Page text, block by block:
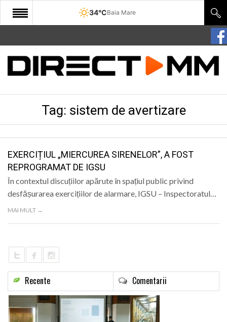
34°CBaia Mare
START
COMUNITATE
CULTURA
SANATATE
SPORT
SPECIAL
POLITIC
Tag: sistem de avertizare
EXERCIȚIUL „MIERCUREA SIRENELOR”, A FOST
REPROGRAMAT DE IGSU
În contextul discuțiilor apărute în spațiul public privind
desfășurarea exercițiilor de alarmare, IGSU – Inspectoratul…
MAI MULT →
Recente Comentarii